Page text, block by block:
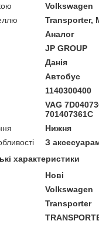
Volkswagen
Transporter,
Аналог
JP GROUP
Данія
Автобус
1140300400
VAG
701407361C
Нижня
З
характеристики
Нові
Volkswagen
Transporter